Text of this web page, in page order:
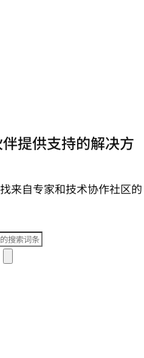
提供支持的解决方
来自专家和技术协作社区的